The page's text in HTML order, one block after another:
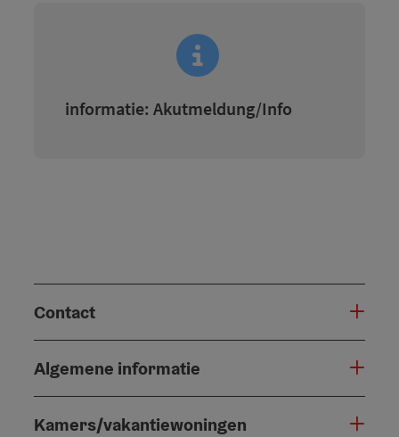
informatie: Akutmeldung/Info
Contact
Algemene informatie
Kamers/vakantiewoningen